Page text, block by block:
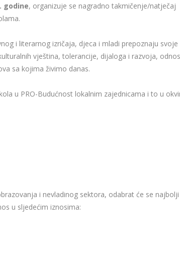
godine, organizuje se nagradno takmičenje/natječaj
i literarnog izričaja, djeca i mladi prepoznaju svoje
vještina, tolerancije, dijaloga i razvoja,
sa kojima živimo danas.
u PRO-Budućnost lokalnim zajednicama i to u
i nevladinog sektora, odabrat će se najbolji
u sljedećim iznosima: